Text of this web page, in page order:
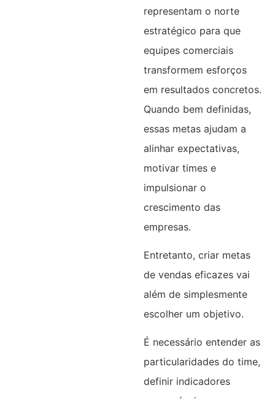
representam o norte
estratégico para que
equipes comerciais
transformem esforços
em resultados concretos.
Quando bem definidas,
essas metas ajudam a
alinhar expectativas,
motivar times e
impulsionar o
crescimento das
empresas.
Entretanto, criar metas
de vendas eficazes vai
além de simplesmente
escolher um objetivo.
É necessário entender as
particularidades do time,
definir indicadores